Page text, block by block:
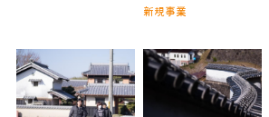
新規事業